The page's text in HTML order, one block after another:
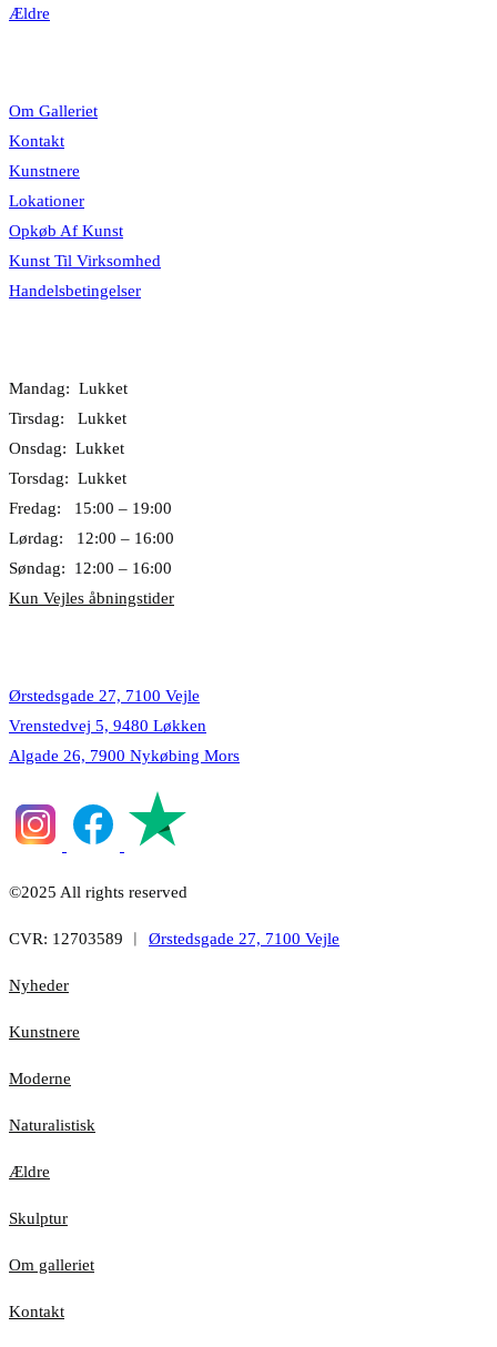
Ældre
Om Galleriet
Kontakt
Kunstnere
Lokationer
Opkøb Af Kunst
Kunst Til Virksomhed
Handelsbetingelser
Mandag: Lukket
Tirsdag: Lukket
Onsdag: Lukket
Torsdag: Lukket
Fredag: 15:00 – 19:00
Lørdag: 12:00 – 16:00
Søndag: 12:00 – 16:00
Kun Vejles åbningstider
Ørstedsgade 27, 7100 Vejle
Vrenstedvej 5, 9480 Løkken
Algade 26, 7900 Nykøbing Mors
©2025 All rights reserved
CVR: 12703589 ︱ Ørstedsgade 27, 7100 Vejle
Nyheder
Kunstnere
Moderne
Naturalistisk
Ældre
Skulptur
Om galleriet
Kontakt